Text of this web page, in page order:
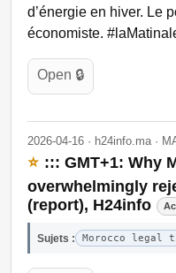
d’énergie en hiver. Le
économiste.
Open 🔒
2026-04-16 · h24info.ma ·
⭐ ::: GMT+1: Why
overwhelmingly
(report), H24info
Sujets : Morocco legal